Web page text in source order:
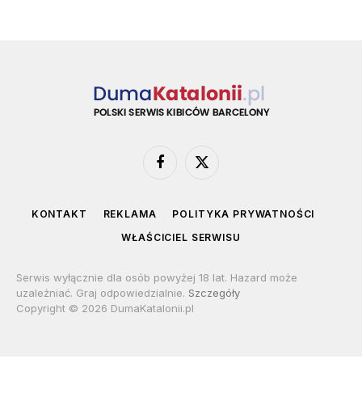
Facebook
X
KONTAKT REKLAMA
POLITYKA PRYWATNOŚCI
WŁAŚCICIEL SERWISU
Serwis wyłącznie dla osób powyżej 18 lat. Hazard może
uzależniać. Graj odpowiedzialnie. Szczegóły
Copyright © 2026 DumaKatalonii.pl